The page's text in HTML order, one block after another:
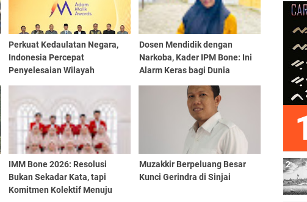
Perkuat Kedaulatan Negara,
Indonesia Percepat
Penyelesaian Wilayah
Dosen Mendidik dengan
Narkoba, Kader IPM Bone: Ini
Alarm Keras bagi Dunia
IMM Bone 2026: Resolusi
Bukan Sekadar Kata, tapi
Komitmen Kolektif Menuju
Muzakkir Berpeluang Besar
Kunci Gerindra di Sinjai